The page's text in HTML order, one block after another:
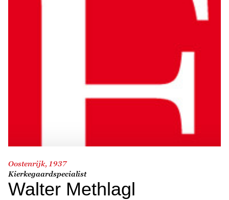
Oostenrijk, 1937
Kierkegaardspecialist
Walter Methlagl